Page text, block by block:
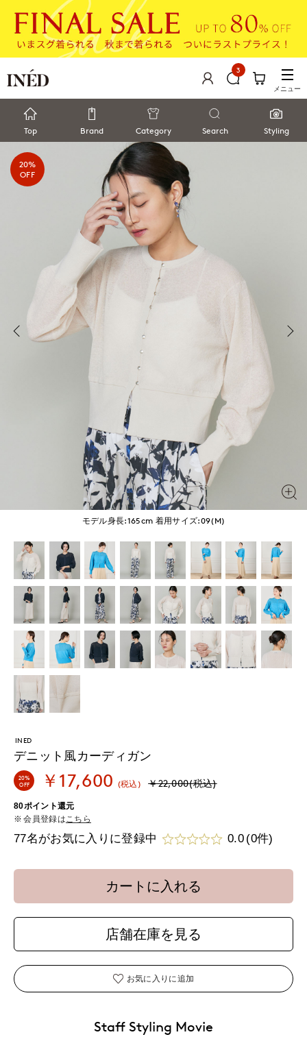
3
メニュー
Top Brand Category Search Styling
モデル身長:165cm 着用サイズ:09(M)
20%
OFF
INED
デニット風カーディガン
20%
OFF
￥17,600 (税込) ￥22,000(税込)
80ポイント還元
会員登録は こちら
77名がお気に入りに登録中 0.0 (0件)
カートに入れる
店舗在庫を見る
お気に入りに追加
Staff Styling Movie